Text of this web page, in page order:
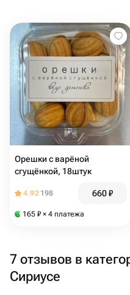
Орешки с варёной
сгущёнкой, 18штук
4.92 198 660₽
165 ₽ × 4 платежа
7 отзывов в
Сириусе